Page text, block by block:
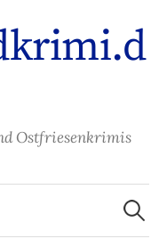
Ostfriesenkrimis
Suchen
nach: